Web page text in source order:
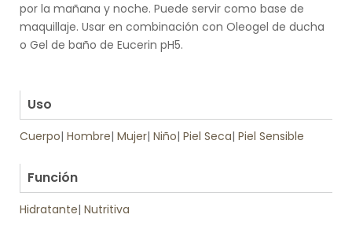
por la mañana y noche. Puede servir como base de
maquillaje. Usar en combinación con Oleogel de ducha
o Gel de baño de Eucerin pH5.
Uso
Cuerpo| Hombre| Mujer| Niño| Piel Seca| Piel Sensible
Función
Hidratante| Nutritiva